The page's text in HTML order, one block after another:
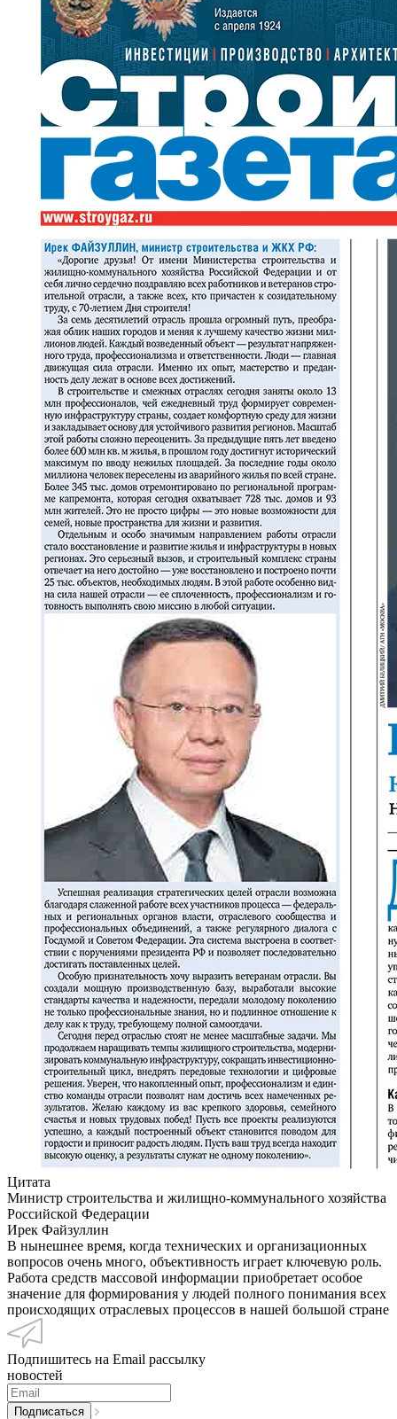
Цитата
Министр строительства и жилищно-коммунального хозяйства
Российской Федерации
Ирек Файзуллин
В нынешнее время, когда технических и организационных
вопросов очень много, объективность играет ключевую роль.
Работа средств массовой информации приобретает особое
значение для формирования у людей полного понимания всех
происходящих отраслевых процессов в нашей большой стране
Подпишитесь на Email рассылку
новостей